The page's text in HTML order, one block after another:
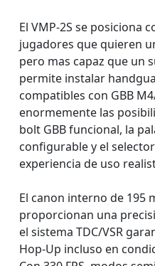
El VMP-2S se posiciona
jugadores que quieren
pero mas capaz que un
permite instalar
compatibles con GBB
enormemente las
bolt GBB funcional, la
configurable y el
experiencia de uso
El canon interno de 195
proporcionan una
el sistema TDC/VSR
Hop-Up incluso en